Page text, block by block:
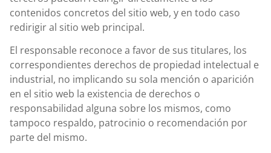
contenidos concretos del sitio web, y en todo caso
redirigir al sitio web principal.
El responsable reconoce a favor de sus titulares, los
correspondientes derechos de propiedad intelectual e
industrial, no implicando su sola mención o aparición
en el sitio web la existencia de derechos o
responsabilidad alguna sobre los mismos, como
tampoco respaldo, patrocinio o recomendación por
parte del mismo.